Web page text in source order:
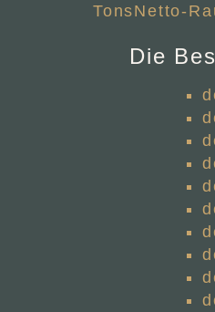
TonsNetto-
Die